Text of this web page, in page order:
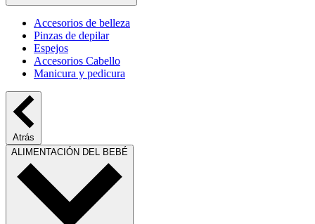
Accesorios de belleza
Pinzas de depilar
Espejos
Accesorios Cabello
Manicura y pedicura
Atrás
ALIMENTACIÓN DEL BEBÉ